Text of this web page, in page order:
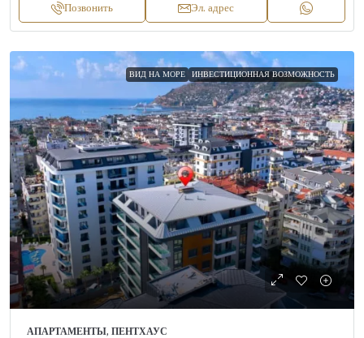
Позвонить Эл. адрес
ВИД НА МОРЕ ИНВЕСТИЦИОННАЯ ВОЗМОЖНОСТЬ
АПАРТАМЕНТЫ, ПЕНТХАУС